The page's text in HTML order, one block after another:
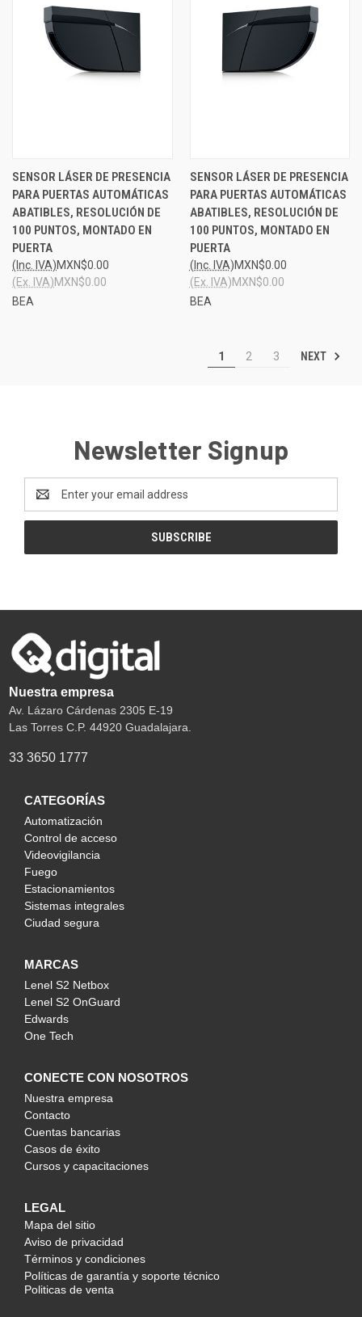
SENSOR LÁSER DE PRESENCIA
PARA PUERTAS AUTOMÁTICAS
ABATIBLES, RESOLUCIÓN DE
100 PUNTOS, MONTADO EN
PUERTA
MXN$0.00
(Inc. IVA)
MXN$0.00
(Ex. IVA)
BEA
SENSOR LÁSER DE PRESENCIA
PARA PUERTAS AUTOMÁTICAS
ABATIBLES, RESOLUCIÓN DE
100 PUNTOS, MONTADO EN
PUERTA
MXN$0.00
(Inc. IVA)
MXN$0.00
(Ex. IVA)
BEA
1 2 3 NEXT
Newsletter Signup
Address
Nuestra empresa
Av. Lázaro Cárdenas 2305 E-19
Las Torres C.P. 44920 Guadalajara.
33 3650 1777
CATEGORÍAS
Automatización
Control de acceso
Videovigilancia
Fuego
Estacionamientos
Sistemas integrales
Ciudad segura
MARCAS
Lenel S2 Netbox
Lenel S2 OnGuard
Edwards
One Tech
CONECTE CON NOSOTROS
Nuestra empresa
Contacto
Cuentas bancarias
Casos de éxito
Cursos y capacitaciones
LEGAL
Mapa del sitio
Aviso de privacidad
Términos y condiciones
Políticas de garantía y soporte técnico
Politicas de venta